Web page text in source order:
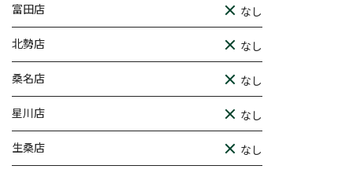
富田店 なし
北勢店 なし
桑名店 なし
星川店 なし
生桑店 なし